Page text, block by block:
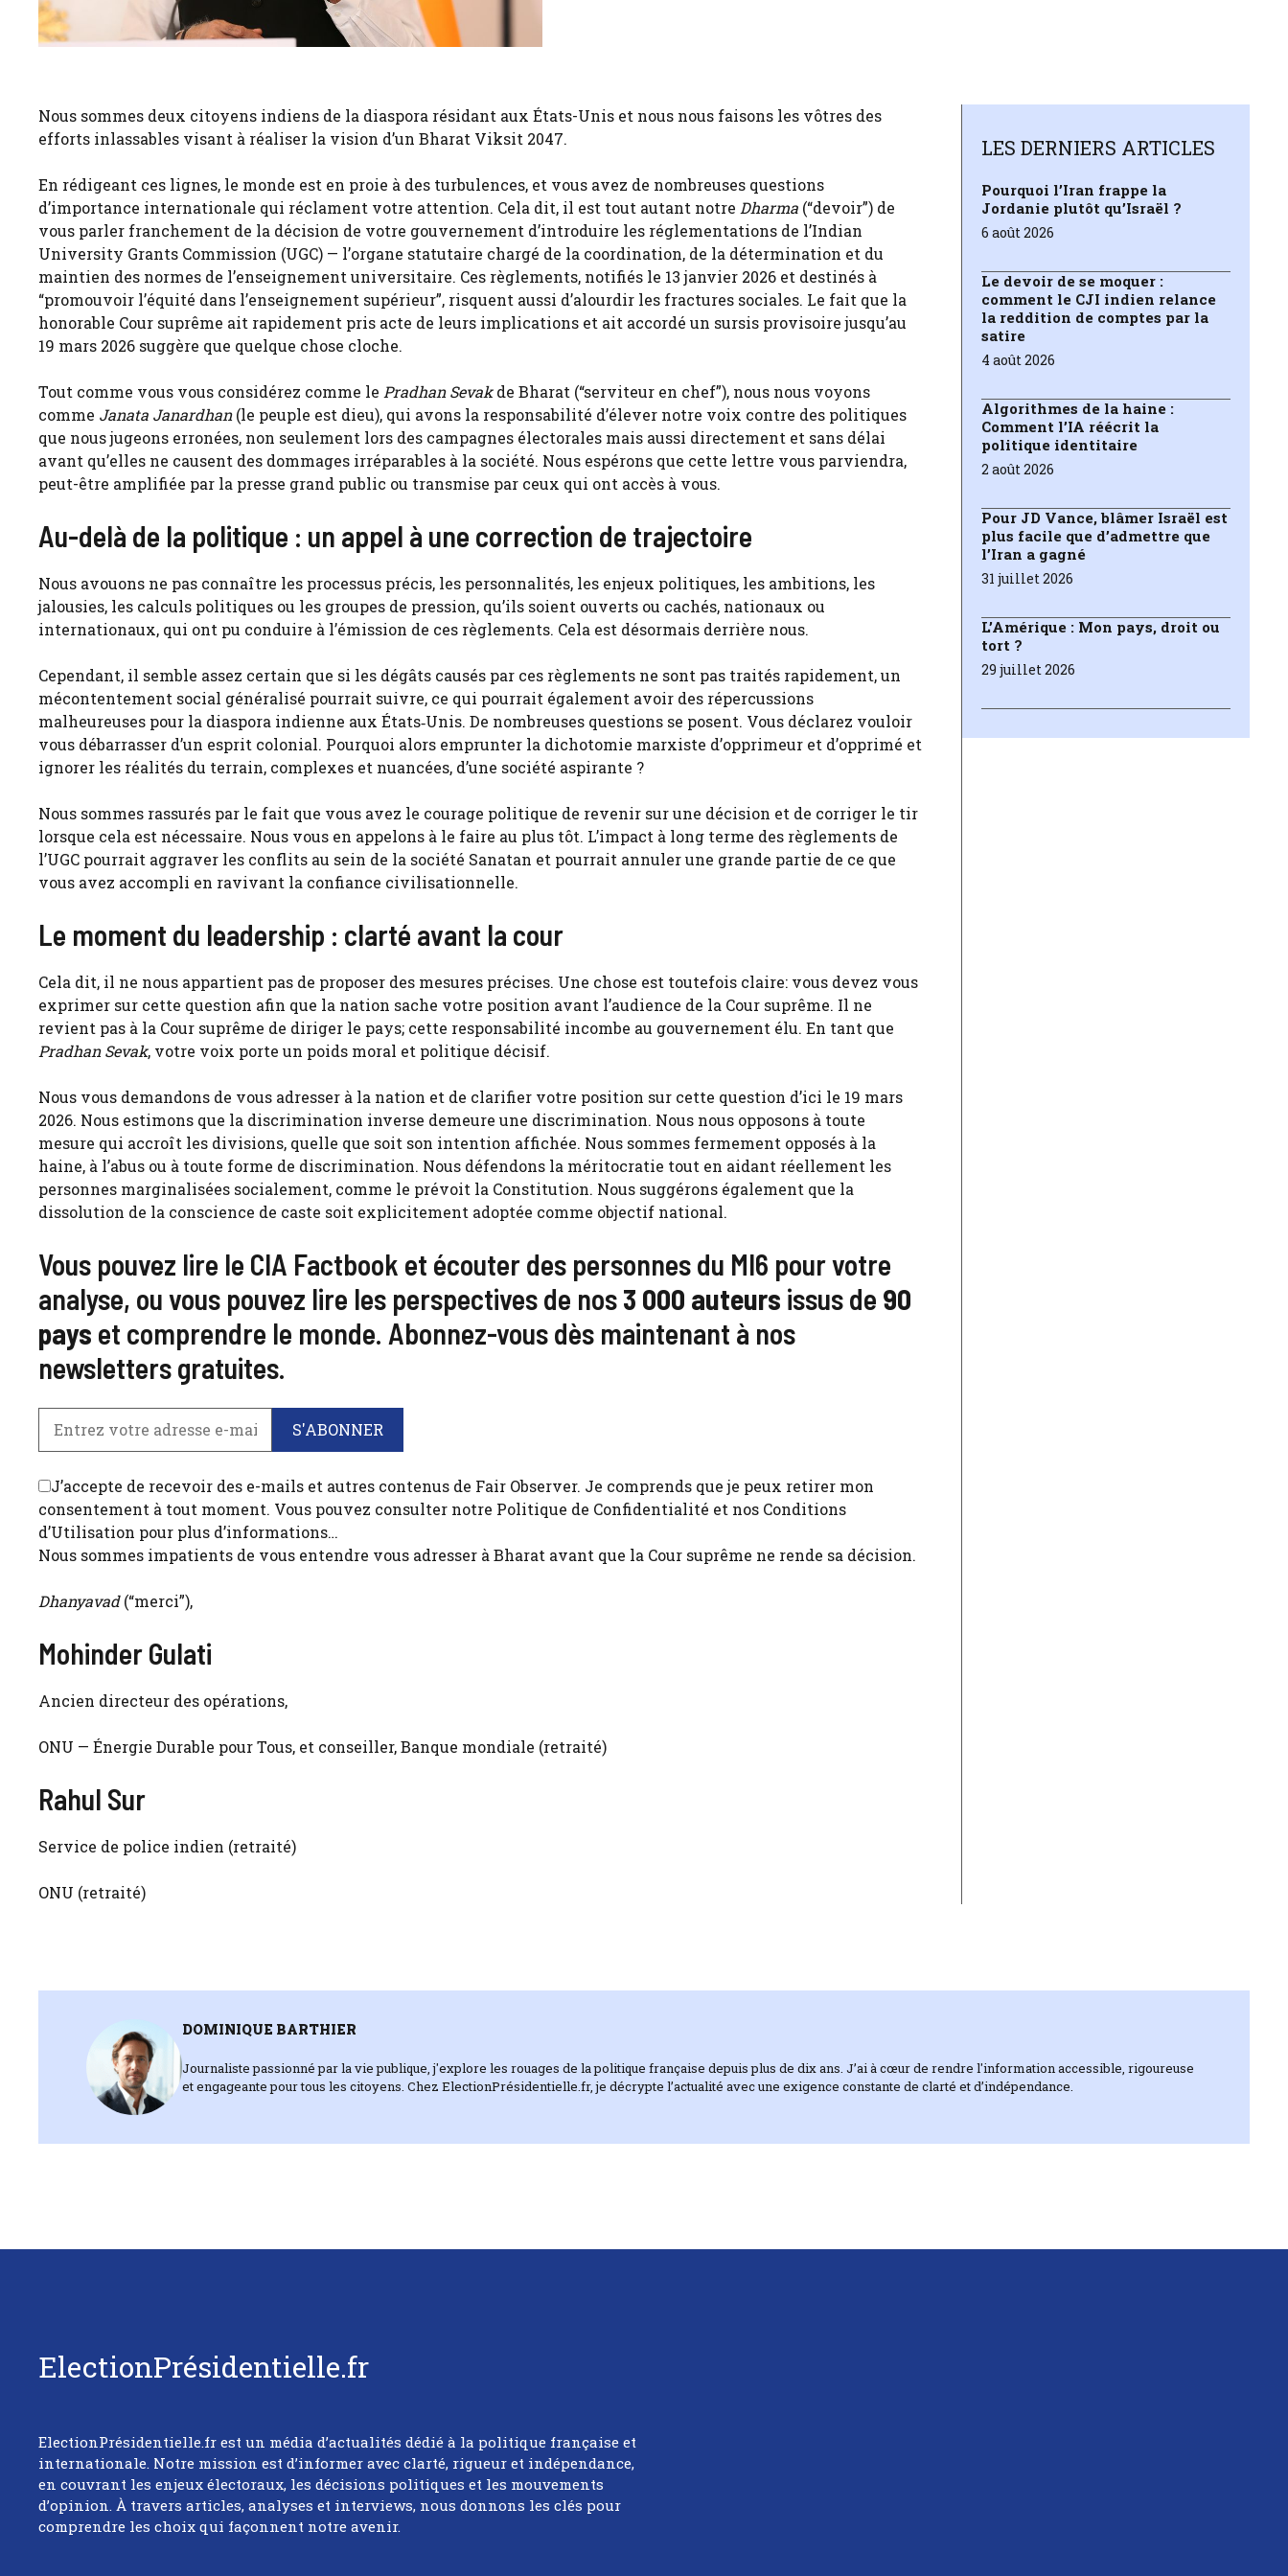
Nous sommes deux citoyens indiens de la diaspora résidant aux États-Unis et nous nous faisons les vôtres des
efforts inlassables visant à réaliser la vision d’un Bharat Viksit 2047.
En rédigeant ces lignes, le monde est en proie à des turbulences, et vous avez de nombreuses questions
d’importance internationale qui réclament votre attention. Cela dit, il est tout autant notre Dharma (“devoir”) de
vous parler franchement de la décision de votre gouvernement d’introduire les réglementations de l’Indian
University Grants Commission (UGC) — l’organe statutaire chargé de la coordination, de la détermination et du
maintien des normes de l’enseignement universitaire. Ces règlements, notifiés le 13 janvier 2026 et destinés à
“promouvoir l’équité dans l’enseignement supérieur”, risquent aussi d’alourdir les fractures sociales. Le fait que la
honorable Cour suprême ait rapidement pris acte de leurs implications et ait accordé un sursis provisoire jusqu’au
19 mars 2026 suggère que quelque chose cloche.
Tout comme vous vous considérez comme le Pradhan Sevakde Bharat (“serviteur en chef”), nous nous voyons
comme Janata Janardhan(le peuple est dieu), qui avons la responsabilité d’élever notre voix contre des politiques
que nous jugeons erronées, non seulement lors des campagnes électorales mais aussi directement et sans délai
avant qu’elles ne causent des dommages irréparables à la société. Nous espérons que cette lettre vous parviendra,
peut-être amplifiée par la presse grand public ou transmise par ceux qui ont accès à vous.
Au-delà de la politique : un appel à une correction de trajectoire
Nous avouons ne pas connaître les processus précis, les personnalités, les enjeux politiques, les ambitions, les
jalousies, les calculs politiques ou les groupes de pression, qu’ils soient ouverts ou cachés, nationaux ou
internationaux, qui ont pu conduire à l’émission de ces règlements. Cela est désormais derrière nous.
Cependant, il semble assez certain que si les dégâts causés par ces règlements ne sont pas traités rapidement, un
mécontentement social généralisé pourrait suivre, ce qui pourrait également avoir des répercussions
malheureuses pour la diaspora indienne aux États‑Unis. De nombreuses questions se posent. Vous déclarez vouloir
vous débarrasser d’un esprit colonial. Pourquoi alors emprunter la dichotomie marxiste d’opprimeur et d’opprimé et
ignorer les réalités du terrain, complexes et nuancées, d’une société aspirante ?
Nous sommes rassurés par le fait que vous avez le courage politique de revenir sur une décision et de corriger le tir
lorsque cela est nécessaire. Nous vous en appelons à le faire au plus tôt. L’impact à long terme des règlements de
l’UGC pourrait aggraver les conflits au sein de la société Sanatan et pourrait annuler une grande partie de ce que
vous avez accompli en ravivant la confiance civilisationnelle.
Le moment du leadership : clarté avant la cour
Cela dit, il ne nous appartient pas de proposer des mesures précises. Une chose est toutefois claire: vous devez vous
exprimer sur cette question afin que la nation sache votre position avant l’audience de la Cour suprême. Il ne
revient pas à la Cour suprême de diriger le pays; cette responsabilité incombe au gouvernement élu. En tant que
Pradhan Sevak, votre voix porte un poids moral et politique décisif.
Nous vous demandons de vous adresser à la nation et de clarifier votre position sur cette question d’ici le 19 mars
2026. Nous estimons que la discrimination inverse demeure une discrimination. Nous nous opposons à toute
mesure qui accroît les divisions, quelle que soit son intention affichée. Nous sommes fermement opposés à la
haine, à l’abus ou à toute forme de discrimination. Nous défendons la méritocratie tout en aidant réellement les
personnes marginalisées socialement, comme le prévoit la Constitution. Nous suggérons également que la
dissolution de la conscience de caste soit explicitement adoptée comme objectif national.
Vous pouvez lire le CIA Factbook et écouter des personnes du MI6 pour votre
analyse, ou vous pouvez lire les perspectives de nos3 000 auteurs issus de 90
pays et comprendre le monde. Abonnez-vous dès maintenant à nos
newsletters gratuites.
J’accepte de recevoir des e-mails et autres contenus de Fair Observer. Je comprends que je peux retirer mon
consentement à tout moment. Vous pouvez consulter notre Politique de Confidentialité et nos Conditions
d’Utilisation pour plus d’informations…
Nous sommes impatients de vous entendre vous adresser à Bharat avant que la Cour suprême ne rende sa décision.
Dhanyavad(“merci”),
Mohinder Gulati
Ancien directeur des opérations,
ONU — Énergie Durable pour Tous, et conseiller, Banque mondiale (retraité)
Rahul Sur
Service de police indien (retraité)
ONU (retraité)
LES DERNIERS ARTICLES
Pourquoi l’Iran frappe la
Jordanie plutôt qu’Israël ?
6 août 2026
Le devoir de se moquer :
comment le CJI indien relance
la reddition de comptes par la
satire
4 août 2026
Algorithmes de la haine :
Comment l’IA réécrit la
politique identitaire
2 août 2026
Pour JD Vance, blâmer Israël est
plus facile que d’admettre que
l’Iran a gagné
31 juillet 2026
L’Amérique : Mon pays, droit ou
tort ?
29 juillet 2026
DOMINIQUE BARTHIER
Journaliste passionné par la vie publique, j'explore les rouages de la politique française depuis plus de dix ans. J’ai à cœur de rendre l'information accessible, rigoureuse
et engageante pour tous les citoyens. Chez ElectionPrésidentielle.fr, je décrypte l’actualité avec une exigence constante de clarté et d’indépendance.
ElectionPrésidentielle.fr
ElectionPrésidentielle.fr est un média d’actualités dédié à la politique française et
internationale. Notre mission est d’informer avec clarté, rigueur et indépendance,
en couvrant les enjeux électoraux, les décisions politiques et les mouvements
d’opinion. À travers articles, analyses et interviews, nous donnons les clés pour
comprendre les choix qui façonnent notre avenir.